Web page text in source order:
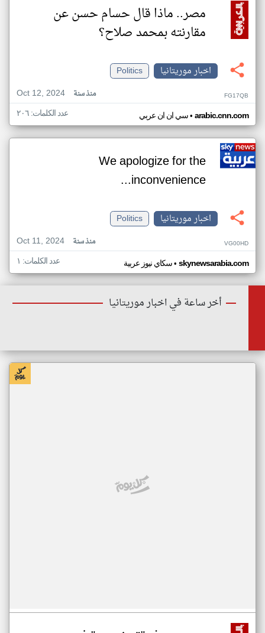
مصر.. ماذا قال حسام حسن عن
مقارنته بمحمد صلاح؟
اخبار موريتانيا
Politics
Oct 12, 2024
منذ سنة FG17QB
سي ان ان عربي• arabic.cnn.com عدد الكلمات: ٢٠٦
We apologize for the
inconvenience...
اخبار موريتانيا
Politics
Oct 11, 2024
منذ سنة VG00HD
سكاي نيوز عربية• skynewsarabia.com عدد الكلمات: ١
أخر ساعة في اخبار موريتانيا